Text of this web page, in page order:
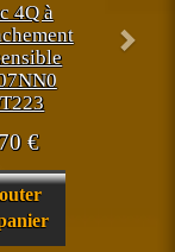
4Q à
€